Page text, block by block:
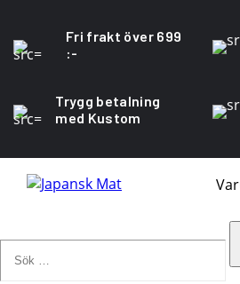
Fri frakt över 699
:-
Trygg betalning
med Kustom